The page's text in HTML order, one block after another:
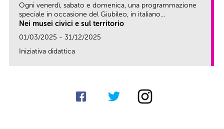
Ogni venerdì, sabato e domenica, una programmazione
speciale in occasione del Giubileo, in italiano...
Nei musei civici e sul territorio
01/03/2025 - 31/12/2025
Iniziativa didattica